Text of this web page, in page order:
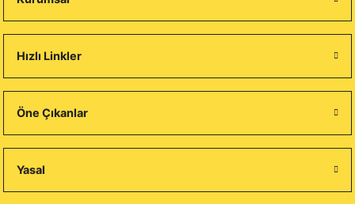
Hızlı Linkler
Öne Çıkanlar
Yasal